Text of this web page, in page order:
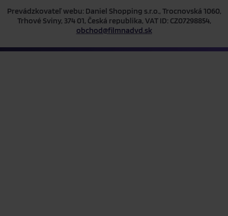
Prevádzkovateľ webu: Daniel Shopping s.r.o., Trocnovská 1060,
Trhové Sviny, 374 01, Česká republika, VAT ID: CZ07298854,
obchod@filmnadvd.sk